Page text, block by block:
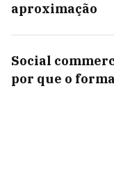
aproximação
Social
por que o